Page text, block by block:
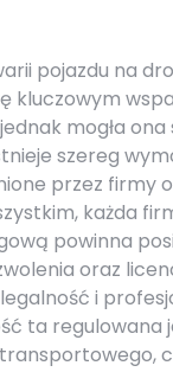
pojazdu na
kluczowym
mogła
szereg
przez firmy
każda
powinna
oraz
i
ta regulowana